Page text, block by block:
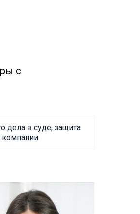
с
дела в суде, защита
компании